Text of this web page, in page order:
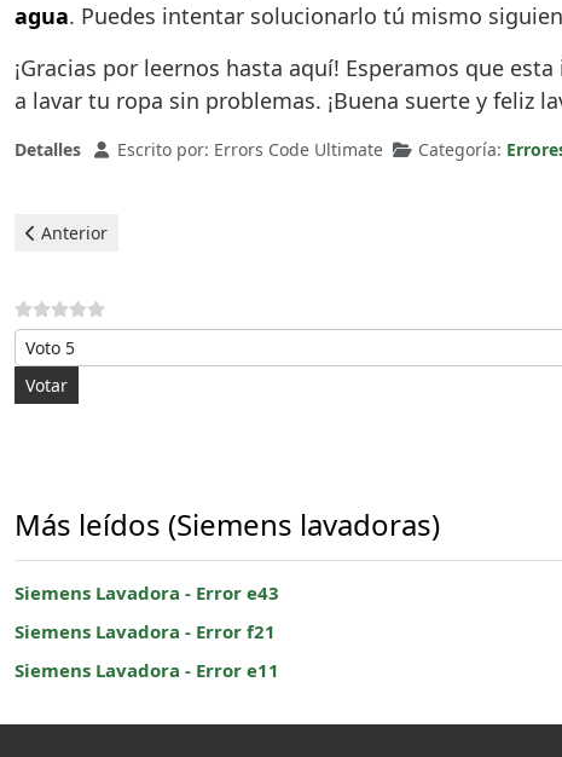
agua. Puedes intentar solucionarlo tú mismo
¡Gracias por leernos hasta aquí! Esperamos que
a lavar tu ropa sin problemas. ¡Buena suerte y feliz
Detalles Escrito por: Errors Code Ultimate Categoría:
Artículo anterior: Siemens Lavadora - Error e43
Anterior
Por favor, vote
Más leídos (Siemens lavadoras)
Siemens Lavadora - Error e43
Siemens Lavadora - Error f21
Siemens Lavadora - Error e11